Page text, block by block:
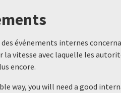
événements internes
vitesse avec laquelle les
encore.
way, you will need a good